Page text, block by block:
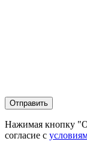
Отправить
Нажимая кнопку
согласие с